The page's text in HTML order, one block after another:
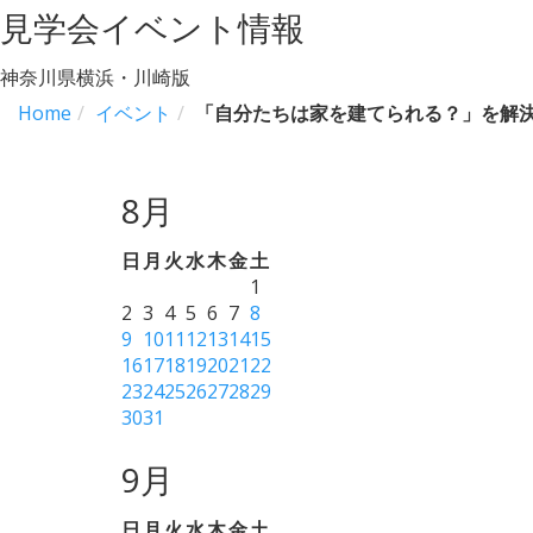
見学会イベント情報
神奈川県横浜・川崎版
Home
イベント 「自分たちは家を建てられる？」を解
8月
日 月 火水木金土
1
2 3 4 5 6 7 8
9 1011 12131415
16171819202122
23242526272829
3031
9月